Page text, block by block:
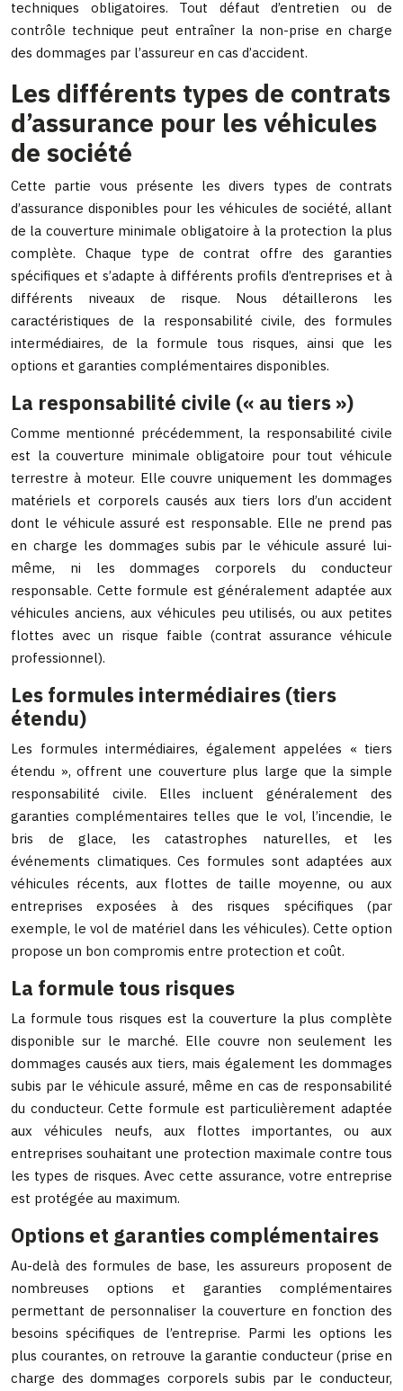
techniques obligatoires. Tout défaut d’entretien ou de
contrôle technique peut entraîner la non-prise en charge
des dommages par l’assureur en cas d’accident.
Les différents types de contrats
d’assurance pour les véhicules
de société
Cette partie vous présente les divers types de contrats
d’assurance disponibles pour les véhicules de société, allant
de la couverture minimale obligatoire à la protection la plus
complète. Chaque type de contrat offre des garanties
spécifiques et s’adapte à différents profils d’entreprises et à
différents niveaux de risque. Nous détaillerons les
caractéristiques de la responsabilité civile, des formules
intermédiaires, de la formule tous risques, ainsi que les
options et garanties complémentaires disponibles.
La responsabilité civile (« au tiers »)
Comme mentionné précédemment, la responsabilité civile
est la couverture minimale obligatoire pour tout véhicule
terrestre à moteur. Elle couvre uniquement les dommages
matériels et corporels causés aux tiers lors d’un accident
dont le véhicule assuré est responsable. Elle ne prend pas
en charge les dommages subis par le véhicule assuré lui-
même, ni les dommages corporels du conducteur
responsable. Cette formule est généralement adaptée aux
véhicules anciens, aux véhicules peu utilisés, ou aux petites
flottes avec un risque faible (contrat assurance véhicule
professionnel).
Les formules intermédiaires (tiers
étendu)
Les formules intermédiaires, également appelées « tiers
étendu », offrent une couverture plus large que la simple
responsabilité civile. Elles incluent généralement des
garanties complémentaires telles que le vol, l’incendie, le
bris de glace, les catastrophes naturelles, et les
événements climatiques. Ces formules sont adaptées aux
véhicules récents, aux flottes de taille moyenne, ou aux
entreprises exposées à des risques spécifiques (par
exemple, le vol de matériel dans les véhicules). Cette option
propose un bon compromis entre protection et coût.
La formule tous risques
La formule tous risques est la couverture la plus complète
disponible sur le marché. Elle couvre non seulement les
dommages causés aux tiers, mais également les dommages
subis par le véhicule assuré, même en cas de responsabilité
du conducteur. Cette formule est particulièrement adaptée
aux véhicules neufs, aux flottes importantes, ou aux
entreprises souhaitant une protection maximale contre tous
les types de risques. Avec cette assurance, votre entreprise
est protégée au maximum.
Options et garanties complémentaires
Au-delà des formules de base, les assureurs proposent de
nombreuses options et garanties complémentaires
permettant de personnaliser la couverture en fonction des
besoins spécifiques de l’entreprise. Parmi les options les
plus courantes, on retrouve la garantie conducteur (prise en
charge des dommages corporels subis par le conducteur,